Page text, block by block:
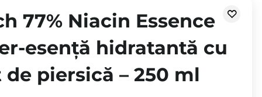
77% Niacin Essence
esență hidratantă cu
piersică – 250 ml